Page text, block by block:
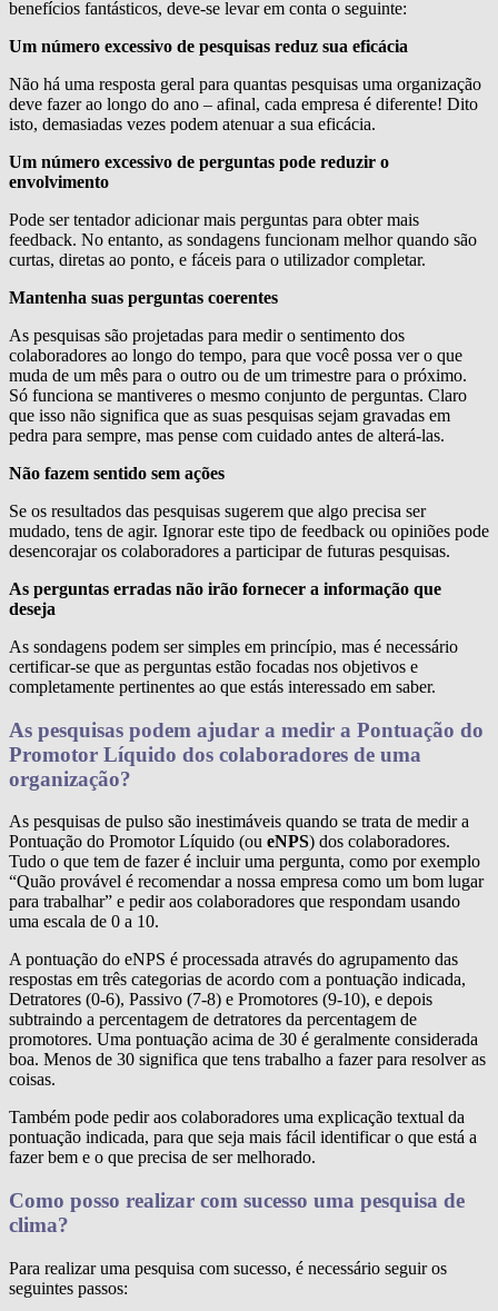
benefícios fantásticos, deve-se levar em conta o seguinte:
Um número excessivo de pesquisas reduz sua eficácia
Não há uma resposta geral para quantas pesquisas uma organização
deve fazer ao longo do ano – afinal, cada empresa é diferente! Dito
isto, demasiadas vezes podem atenuar a sua eficácia.
Um número excessivo de perguntas pode reduzir o
envolvimento
Pode ser tentador adicionar mais perguntas para obter mais
feedback. No entanto, as sondagens funcionam melhor quando são
curtas, diretas ao ponto, e fáceis para o utilizador completar.
Mantenha suas perguntas coerentes
As pesquisas são projetadas para medir o sentimento dos
colaboradores ao longo do tempo, para que você possa ver o que
muda de um mês para o outro ou de um trimestre para o próximo.
Só funciona se mantiveres o mesmo conjunto de perguntas. Claro
que isso não significa que as suas pesquisas sejam gravadas em
pedra para sempre, mas pense com cuidado antes de alterá-las.
Não fazem sentido sem ações
Se os resultados das pesquisas sugerem que algo precisa ser
mudado, tens de agir. Ignorar este tipo de feedback ou opiniões pode
desencorajar os colaboradores a participar de futuras pesquisas.
As perguntas erradas não irão fornecer a informação que
deseja
As sondagens podem ser simples em princípio, mas é necessário
certificar-se que as perguntas estão focadas nos objetivos e
completamente pertinentes ao que estás interessado em saber.
As pesquisas podem ajudar a medir a Pontuação do
Promotor Líquido dos colaboradores de uma
organização?
As pesquisas de pulso são inestimáveis quando se trata de medir a
Pontuação do Promotor Líquido (ou eNPS) dos colaboradores.
Tudo o que tem de fazer é incluir uma pergunta, como por exemplo
“Quão provável é recomendar a nossa empresa como um bom lugar
para trabalhar” e pedir aos colaboradores que respondam usando
uma escala de 0 a 10.
A pontuação do eNPS é processada através do agrupamento das
respostas em três categorias de acordo com a pontuação indicada,
Detratores (0-6), Passivo (7-8) e Promotores (9-10), e depois
subtraindo a percentagem de detratores da percentagem de
promotores. Uma pontuação acima de 30 é geralmente considerada
boa. Menos de 30 significa que tens trabalho a fazer para resolver as
coisas.
Também pode pedir aos colaboradores uma explicação textual da
pontuação indicada, para que seja mais fácil identificar o que está a
fazer bem e o que precisa de ser melhorado.
Como posso realizar com sucesso uma pesquisa de
clima?
Para realizar uma pesquisa com sucesso, é necessário seguir os
seguintes passos: